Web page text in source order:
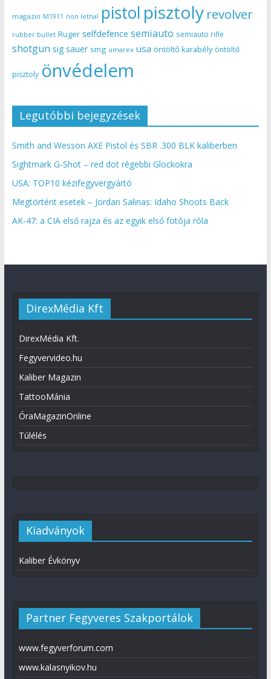
magazin M1911 non lethal pistol pisztoly revolver
rubber bullet Ruger selfdefence semiauto semiauto rifle
shotgun sig sauer smg umarex usa öntöltő karabély öntöltő
pisztoly önvédelem
Legutóbbi bejegyzések
Smith and Wesson AXE Pistol és SBR .300 BLK kaliberben
Sightmark G-Shot – red dot régebbi Glockokra
USA: TOP10 kézifegyvergyártó
Megtörtént esetek – Jordan Salinas: Idaho Shoots Back
AK-47: a CIA első rajza és az egyik első fotója róla
DirexMédia Kft
DirexMédia Kft.
Fegyvervideo.hu
Kaliber Magazin
TattooMánia
ÓraMagazinOnline
Túlélés
Kiadványok
Kaliber Évkönyv
Partner Fegyveres Szakportálok
www.fegyverforum.com
www.kalasnyikov.hu